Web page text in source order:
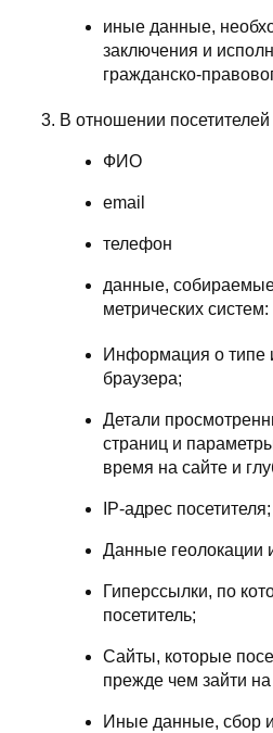
иные данные,
заключения и
гражданско-
В отношении посетителей
ФИО
email
телефон
данные,
метрических систем:
Информация о типе
браузера;
Детали
страниц и
время на сайте и
IP-адрес посетителя;
Данные геолокации
Гиперссылки, по
посетитель;
Сайты, которые
прежде чем зайти
Иные данные, сбор